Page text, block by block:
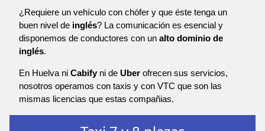
¿Requiere un vehículo con chófer y que éste tenga un
buen nivel de inglés? La comunicación es esencial y
disponemos de conductores con un alto dominio de
inglés.
En Huelva ni Cabify ni de Uber ofrecen sus servicios,
nosotros operamos con taxis y con VTC que son las
mismas licencias que estas compañias.